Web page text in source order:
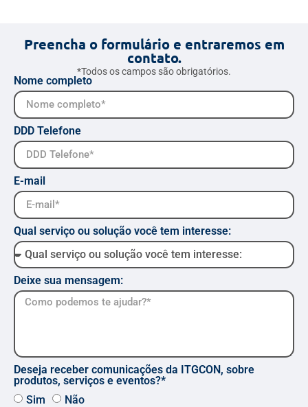
Preencha o formulário e entraremos em
contato.
*Todos os campos são obrigatórios.
Nome completo
DDD Telefone
E-mail
Qual serviço ou solução você tem interesse:
Deixe sua mensagem:
Deseja receber comunicações da ITGCON, sobre
produtos, serviços e eventos?*
Sim
Não